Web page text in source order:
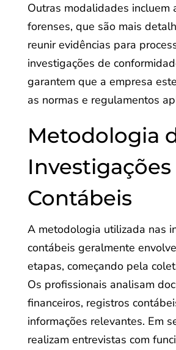
Outras modalidades incluem
forenses, que são mais
reunir evidências para
investigações de
garantem que a empresa
as normas e regulamentos
Metodologia
Investigações
Contábeis
A metodologia utilizada nas
contábeis geralmente
etapas, começando pela
Os profissionais analisam
financeiros, registros
informações relevantes. Em
realizam entrevistas com